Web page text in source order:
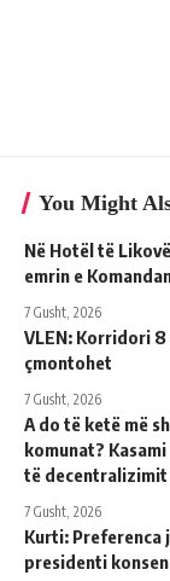
You Might
Në Hotël të
emrin e
7 Gusht, 2026
VLEN: Korridori
çmontohet
7 Gusht, 2026
A do të ketë më
komunat?
të decentralizimit
7 Gusht, 2026
Kurti: Preferenca
presidenti